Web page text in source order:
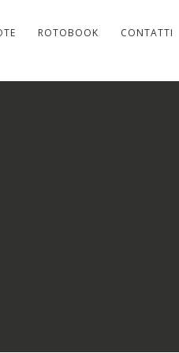
ROTOBOOK CONTATTI